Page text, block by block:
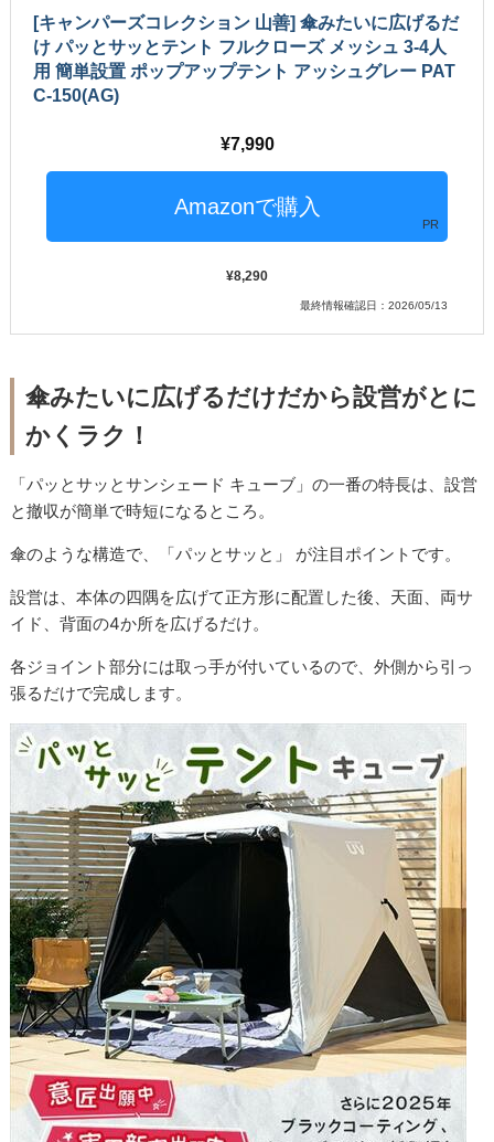
[キャンパーズコレクション 山善] 傘みたいに広げるだ
け パッとサッとテント フルクローズ メッシュ 3-4人
用 簡単設置 ポップアップテント アッシュグレー PAT
C-150(AG)
7,990
PR
8,290
最終情報確認日：2026/05/13
傘みたいに広げるだけだから設営がとに
かくラク！
「パッとサッとサンシェード キューブ」の一番の特長は、設営
と撤収が簡単で時短になるところ。
傘のような構造で、「パッとサッと」 が注目ポイントです。
設営は、本体の四隅を広げて正方形に配置した後、天面、両サ
イド、背面の4か所を広げるだけ。
各ジョイント部分には取っ手が付いているので、外側から引っ
張るだけで完成します。